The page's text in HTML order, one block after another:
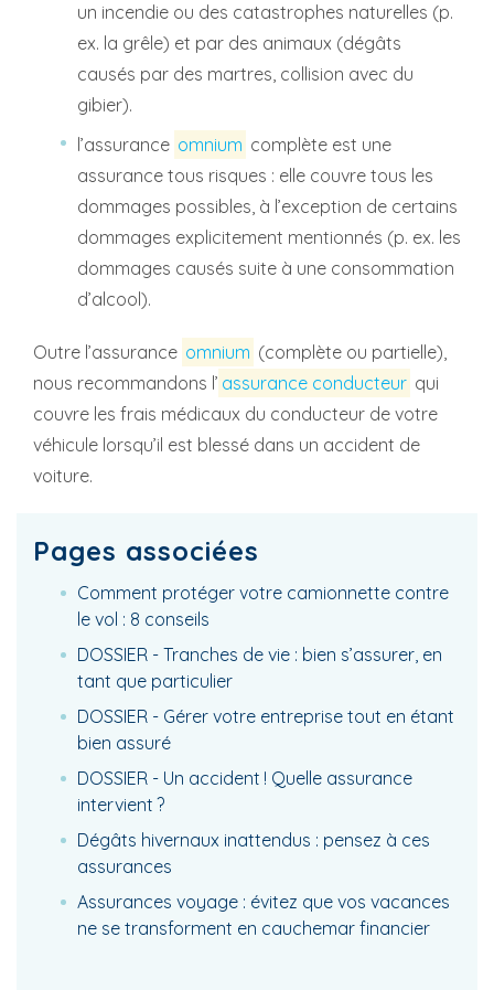
un incendie ou des catastrophes naturelles (p.
ex. la grêle) et par des animaux (dégâts
causés par des martres, collision avec du
gibier).
l’assurance omnium complète est une
assurance tous risques : elle couvre tous les
dommages possibles, à l’exception de certains
dommages explicitement mentionnés (p. ex. les
dommages causés suite à une consommation
d’alcool).
Outre l’assurance omnium (complète ou partielle),
nous recommandons l’ assurance conducteur qui
couvre les frais médicaux du conducteur de votre
véhicule lorsqu’il est blessé dans un accident de
voiture.
Pages associées
Comment protéger votre camionnette contre
le vol : 8 conseils
DOSSIER - Tranches de vie : bien s’assurer, en
tant que particulier
DOSSIER - Gérer votre entreprise tout en étant
bien assuré
DOSSIER - Un accident ! Quelle assurance
intervient ?
Dégâts hivernaux inattendus : pensez à ces
assurances
Assurances voyage : évitez que vos vacances
ne se transforment en cauchemar financier